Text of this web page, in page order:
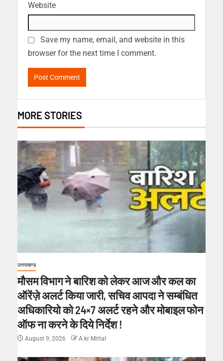
Website
Save my name, email, and website in this
browser for the next time I comment.
MORE STORIES
उत्तराखण्ड
मौसम विभाग ने बारिश को लेकर आज और कल का
ऑरेंज़े अलर्ट किया जारी, सचिव आपदा ने सम्बंधित
अधिकारियो को 24×7 अलर्ट रहने और मोबाइल फोन
ऑफ ना करने के दिये निर्देश !
August 9, 2026 A kr Mittal